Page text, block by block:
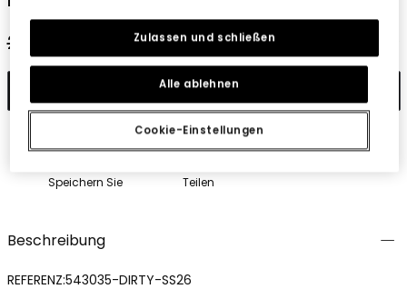
29,95 €
14,95 €
In den Warenkorb
Speichern Sie Teilen
Beschreibung
REFERENZ:543035-DIRTY-SS26
Cookie-Einstellungen
Alle ablehnen
Zulassen und schließen